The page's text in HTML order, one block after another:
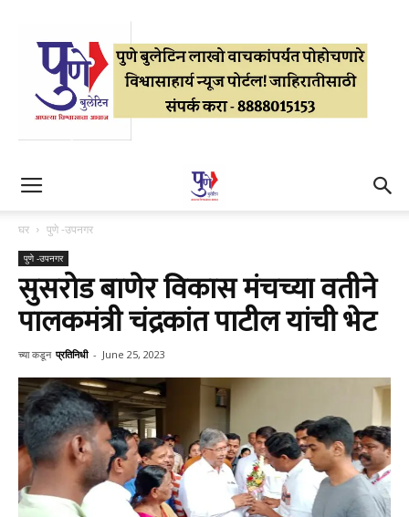
घर पुणे -उपनगर
पुणे -उपनगर
सुसरोड बाणेर विकास मंचच्या वतीने
पालकमंत्री चंद्रकांत पाटील यांची भेट
च्या कडून प्रतिनिधी - June 25, 2023